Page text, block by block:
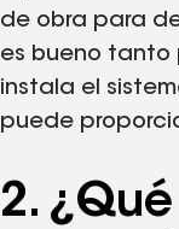
de obra para
es bueno tanto
instala el
puede
2.